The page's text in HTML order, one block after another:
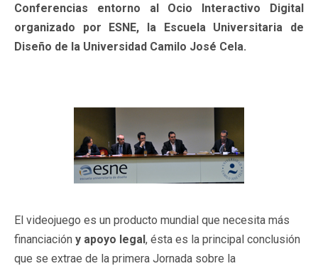
Conferencias entorno al Ocio Interactivo Digital
organizado por ESNE, la Escuela Universitaria de
Diseño de la Universidad Camilo José Cela.
El videojuego es un producto mundial que necesita más
financiación y apoyo legal, ésta es la principal conclusión
que se extrae de la primera Jornada sobre la